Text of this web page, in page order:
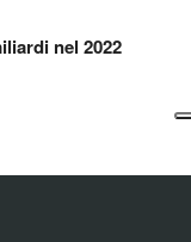
nel 2022